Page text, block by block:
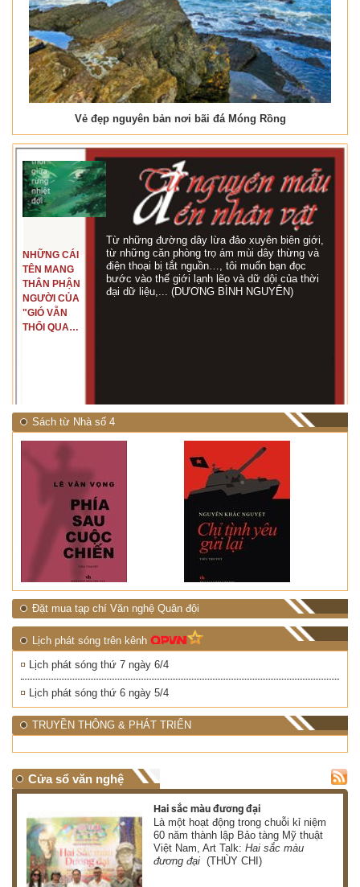
Vẻ đẹp nguyên bản nơi bãi đá Móng Rồng
NHỮNG CÁI
TÊN MANG
THÂN PHẬN
NGƯỜI CỦA
"GIÓ VẪN
THỔI QUA
Từ những đường dây lừa đảo xuyên biên giới,
từ những căn phòng trọ ám mùi dây thừng và
điện thoại bị tắt nguồn…, tôi muốn bạn đọc
bước vào thế giới lạnh lẽo và dữ dội của thời
đại dữ liệu,... (DƯƠNG BÌNH NGUYÊN)
Sách từ Nhà số 4
Đặt mua tạp chí Văn nghệ Quân đội
Lịch phát sóng trên kênh
Lịch phát sóng thứ 7 ngày 6/4
Lịch phát sóng thứ 6 ngày 5/4
TRUYỀN THÔNG & PHÁT TRIỂN
Cửa sổ văn nghệ
Hai sắc màu đương đại
Là một hoạt động trong chuỗi kỉ niệm
60 năm thành lập Bảo tàng Mỹ thuật
Việt Nam, Art Talk:Hai sắc màu
đương đại (THÙY CHI)